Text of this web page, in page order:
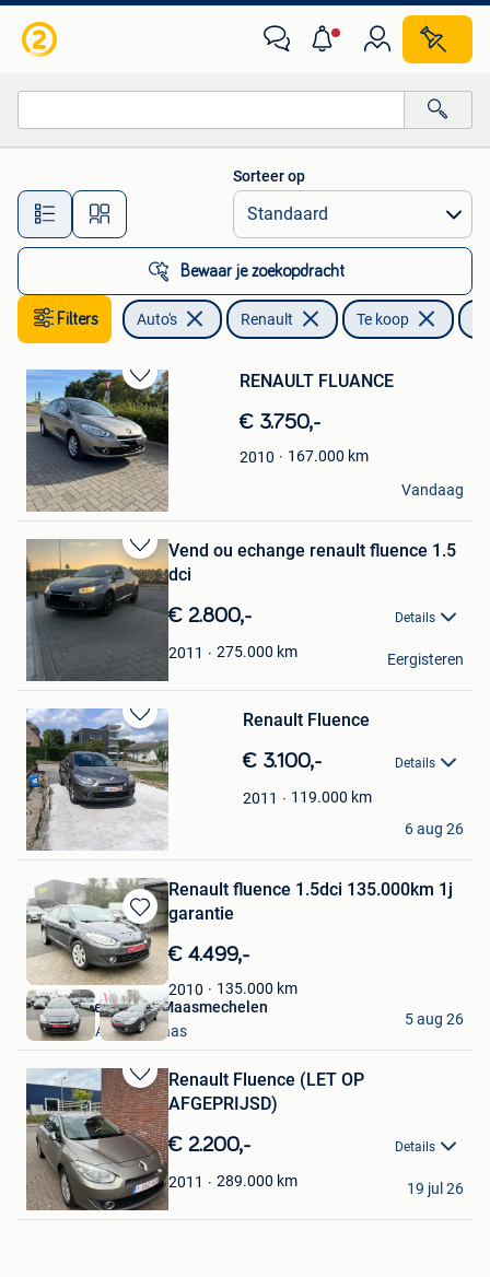
Alle afstanden…
Sorteer op
Bewaar je zoekopdracht
Filters Auto's Renault Te koop
Bewaren
in
Mijn
Favorieten
RENAULT FLUANCE
€ 3.750,-
2010 167.000 km
Ercan Sert
Veerle
Vandaag
Bewaren
in
Mijn
Favorieten
Vend ou echange renault fluence 1.5
dci
€ 2.800,- Details
2011 275.000 km
Ludo
Eghezee
Eergisteren
Bewaren
in
Mijn
Favorieten
Renault Fluence
€ 3.100,- Details
2011 119.000 km
Resul Tatli
Wetteren
6 aug 26
Bewaren
in
Mijn
Favorieten
Renault fluence 1.5dci 135.000km 1j
garantie
€ 4.499,-
2010 135.000 km
Autohandel Bejzak Maasmechelen
Mechelen-Aan-De-Maas
5 aug 26
Bewaren
in
Mijn
Favorieten
Renault Fluence (LET OP
AFGEPRIJSD)
€ 2.200,- Details
2011 289.000 km
Furkan
Heppen
19 jul 26